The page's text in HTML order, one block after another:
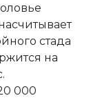
стада
на
000